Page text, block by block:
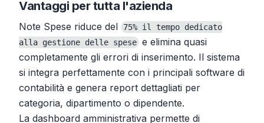
Vantaggi per tutta l'azienda
Note Spese riduce del
75% il tempo dedicato
alla gestione delle spese e elimina quasi
completamente gli errori di inserimento. Il sistema
si integra perfettamente con i principali software di
contabilità e genera report dettagliati per
categoria, dipartimento o dipendente.
La dashboard amministrativa permette di